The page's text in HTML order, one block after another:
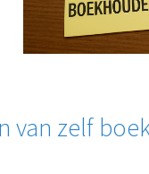
van zelf